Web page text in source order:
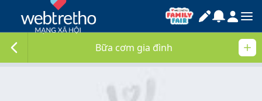
Bữa cơm gia đình